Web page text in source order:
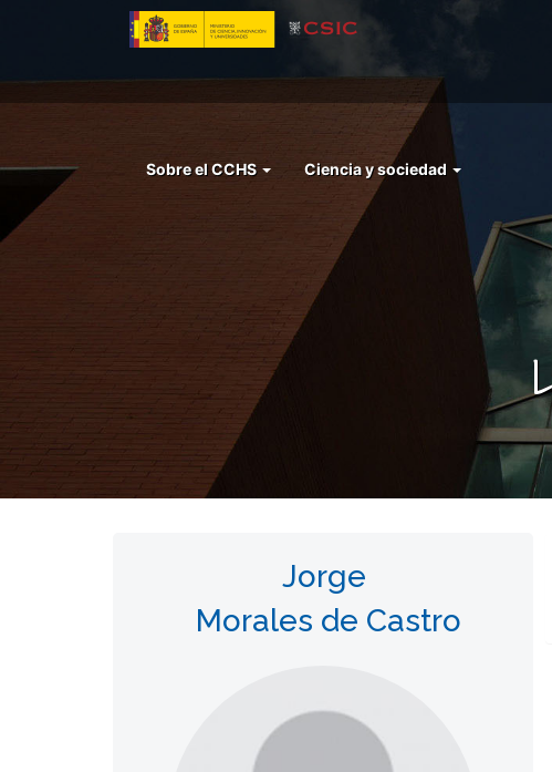
principal
Menu
Sobre el CCHS Ciencia y sociedad
Jorge
Morales de Castro